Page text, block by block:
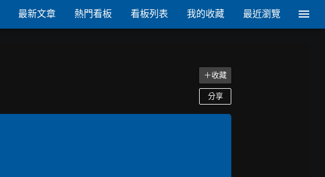
最新文章 熱門看板 看板列表 我的收藏 最近瀏覽
＋收藏
分享